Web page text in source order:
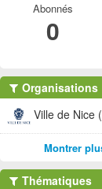
Abonnés
0
Organisations
Ville de Nice
Montrer
Thématiques